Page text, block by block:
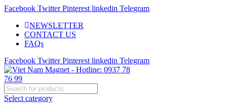
Facebook Twitter Pinterest linkedin Telegram
NEWSLETTER
CONTACT US
FAQs
Facebook Twitter Pinterest linkedin Telegram
Select category